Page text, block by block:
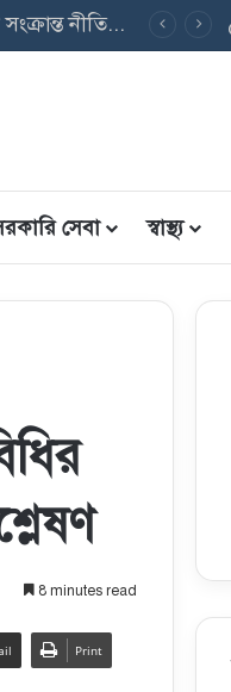
ডাউনলোড
সেবা স্বাস্থ্য
8 minutes read
Print